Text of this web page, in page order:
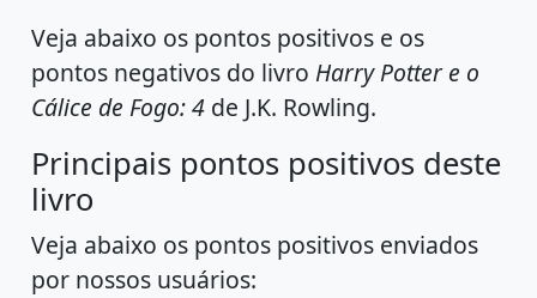
Veja abaixo os pontos positivos e os
pontos negativos do livro Harry Potter e o
Cálice de Fogo: 4 de J.K. Rowling.
Principais pontos positivos deste
livro
Veja abaixo os pontos positivos enviados
por nossos usuários: